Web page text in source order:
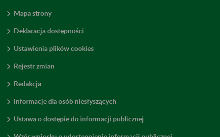
Mapa strony
Deklaracja dostępności
Ustawienia plików cookies
Rejestr zmian
Redakcja
Informacje dla osób niesłyszących
Ustawa o dostępie do informacji publicznej